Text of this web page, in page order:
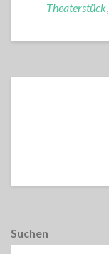
Theaterstück,
Suchen